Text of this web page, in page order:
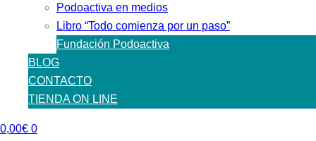
Podoactiva en medios
Libro “Todo comienza por un paso”
Fundación Podoactiva
BLOG
CONTACTO
TIENDA ON LINE
0,00€ 0